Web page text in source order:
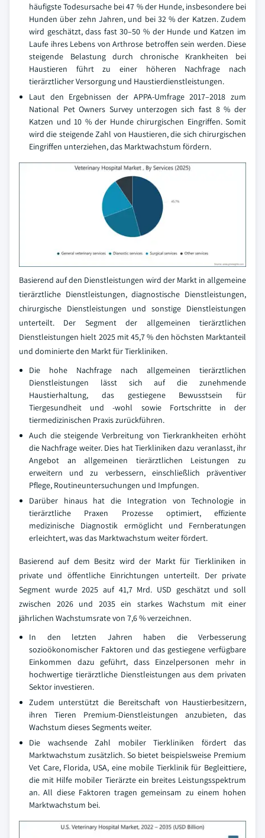
häufigste Todesursache bei 47 % der Hunde, insbesondere bei
Hunden über zehn Jahren, und bei 32 % der Katzen. Zudem
wird geschätzt, dass fast 30–50 % der Hunde und Katzen im
Laufe ihres Lebens von Arthrose betroffen sein werden. Diese
steigende Belastung durch chronische Krankheiten bei
Haustieren führt zu einer höheren Nachfrage nach
tierärztlicher Versorgung und Haustierdienstleistungen.
Laut den Ergebnissen der APPA-Umfrage 2017–2018 zum
National Pet Owners Survey unterzogen sich fast 8 % der
Katzen und 10 % der Hunde chirurgischen Eingriffen. Somit
wird die steigende Zahl von Haustieren, die sich chirurgischen
Eingriffen unterziehen, das Marktwachstum fördern.
Basierend auf den Dienstleistungen wird der Markt in allgemeine
tierärztliche Dienstleistungen, diagnostische Dienstleistungen,
chirurgische Dienstleistungen und sonstige Dienstleistungen
unterteilt. Der Segment der allgemeinen tierärztlichen
Dienstleistungen hielt 2025 mit 45,7 % den höchsten Marktanteil
und dominierte den Markt für Tierkliniken.
Die hohe Nachfrage nach allgemeinen tierärztlichen
Dienstleistungen lässt sich auf die zunehmende
Haustierhaltung, das gestiegene Bewusstsein für
Tiergesundheit und -wohl sowie Fortschritte in der
tiermedizinischen Praxis zurückführen.
Auch die steigende Verbreitung von Tierkrankheiten erhöht
die Nachfrage weiter. Dies hat Tierkliniken dazu veranlasst, ihr
Angebot an allgemeinen tierärztlichen Leistungen zu
erweitern und zu verbessern, einschließlich präventiver
Pflege, Routineuntersuchungen und Impfungen.
Darüber hinaus hat die Integration von Technologie in
tierärztliche Praxen Prozesse optimiert, effiziente
medizinische Diagnostik ermöglicht und Fernberatungen
erleichtert, was das Marktwachstum weiter fördert.
Basierend auf dem Besitz wird der Markt für Tierkliniken in
private und öffentliche Einrichtungen unterteilt. Der private
Segment wurde 2025 auf 41,7 Mrd. USD geschätzt und soll
zwischen 2026 und 2035 ein starkes Wachstum mit einer
jährlichen Wachstumsrate von 7,6 % verzeichnen.
In den letzten Jahren haben die Verbesserung
sozioökonomischer Faktoren und das gestiegene verfügbare
Einkommen dazu geführt, dass Einzelpersonen mehr in
hochwertige tierärztliche Dienstleistungen aus dem privaten
Sektor investieren.
Zudem unterstützt die Bereitschaft von Haustierbesitzern,
ihren Tieren Premium-Dienstleistungen anzubieten, das
Wachstum dieses Segments weiter.
Die wachsende Zahl mobiler Tierkliniken fördert das
Marktwachstum zusätzlich. So bietet beispielsweise Premium
Vet Care, Florida, USA, eine mobile Tierklinik für Begleittiere,
die mit Hilfe mobiler Tierärzte ein breites Leistungsspektrum
an. All diese Faktoren tragen gemeinsam zu einem hohen
Marktwachstum bei.